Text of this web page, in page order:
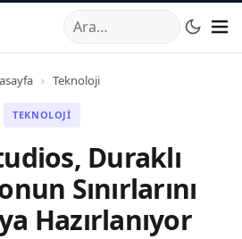
34520TRTelefon:0850
› Teknoloji
TEKNOLOJI
Duraklı
Sınırlarını
Hazırlanıyor